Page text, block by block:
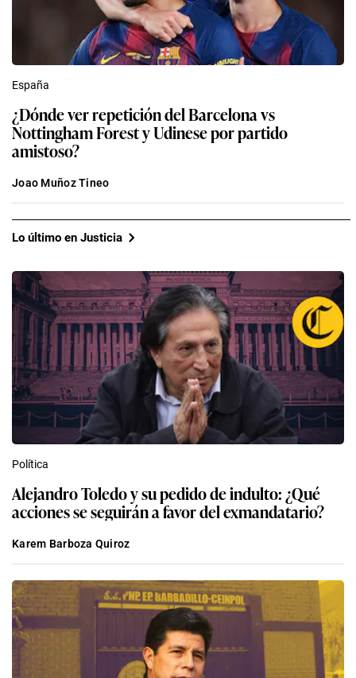
España
¿Dónde ver repetición del Barcelona vs
Nottingham Forest y Udinese por partido
amistoso?
Joao Muñoz Tineo
Lo último en Justicia
Política
Alejandro Toledo y su pedido de indulto: ¿Qué
acciones se seguirán a favor del exmandatario?
Karem Barboza Quiroz